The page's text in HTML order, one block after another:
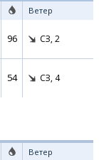
Ветер
96 СЗ, 2
54 СЗ, 4
Ветер